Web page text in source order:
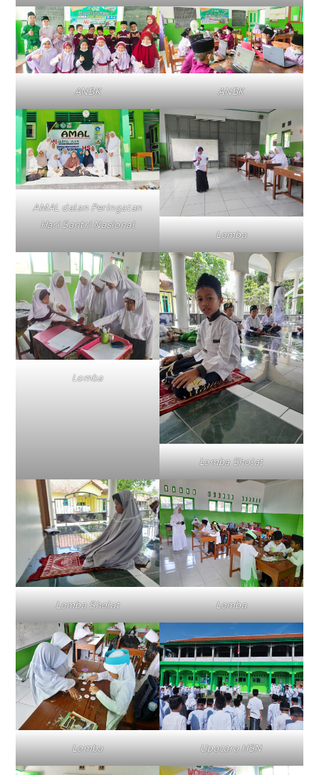
ANBK ANBK
AMAL dalan Peringatan
Hari Santri Nasional
Lomba
Lomba
Lomba Sholat
Lomba Sholat Lomba
Lomba Upacara HSN